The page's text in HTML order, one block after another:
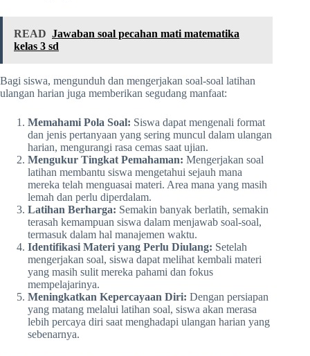
READ Jawaban soal pecahan mati matematika
kelas 3 sd
Bagi siswa, mengunduh dan mengerjakan soal-soal latihan
ulangan harian juga memberikan segudang manfaat:
Memahami Pola Soal: Siswa dapat mengenali format
dan jenis pertanyaan yang sering muncul dalam ulangan
harian, mengurangi rasa cemas saat ujian.
Mengukur Tingkat Pemahaman: Mengerjakan soal
latihan membantu siswa mengetahui sejauh mana
mereka telah menguasai materi. Area mana yang masih
lemah dan perlu diperdalam.
Latihan Berharga: Semakin banyak berlatih, semakin
terasah kemampuan siswa dalam menjawab soal-soal,
termasuk dalam hal manajemen waktu.
Identifikasi Materi yang Perlu Diulang: Setelah
mengerjakan soal, siswa dapat melihat kembali materi
yang masih sulit mereka pahami dan fokus
mempelajarinya.
Meningkatkan Kepercayaan Diri: Dengan persiapan
yang matang melalui latihan soal, siswa akan merasa
lebih percaya diri saat menghadapi ulangan harian yang
sebenarnya.